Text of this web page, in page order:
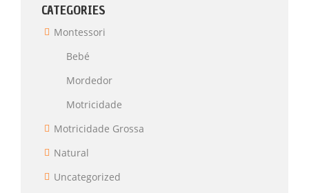
CATEGORIES
Montessori
Bebé
Mordedor
Motricidade
Motricidade Grossa
Natural
Uncategorized